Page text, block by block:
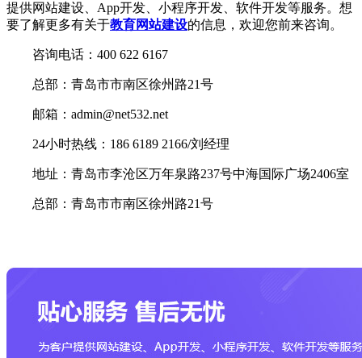
提供网站建设、App开发、小程序开发、软件开发等服务。想
要了解更多有关于教育网站建设的信息，欢迎您前来咨询。
咨询电话：400 622 6167
总部：青岛市市南区徐州路21号
邮箱：admin@net532.net
24小时热线：186 6189 2166/刘经理
地址：青岛市李沧区万年泉路237号中海国际广场2406室
总部：青岛市市南区徐州路21号